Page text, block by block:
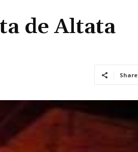
de Altata
Share